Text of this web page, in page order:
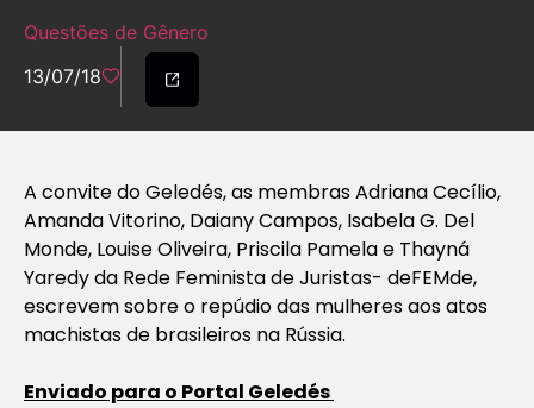
Questões de Gênero
13/07/18
A convite do Geledés, as membras Adriana Cecílio,
Amanda Vitorino, Daiany Campos, Isabela G. Del
Monde, Louise Oliveira, Priscila Pamela e Thayná
Yaredy da Rede Feminista de Juristas- deFEMde,
escrevem sobre o repúdio das mulheres aos atos
machistas de brasileiros na Rússia.
Enviado para o Portal Geledés